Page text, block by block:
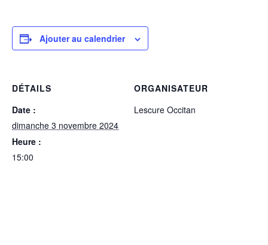
Ajouter au calendrier
DÉTAILS
Date :
dimanche 3 novembre 2024
Heure :
15:00
ORGANISATEUR
Lescure Occitan